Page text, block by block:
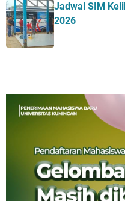
Jadwal SIM
2026